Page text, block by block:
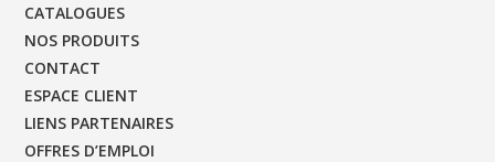
CATALOGUES
NOS PRODUITS
CONTACT
ESPACE CLIENT
LIENS PARTENAIRES
OFFRES D’EMPLOI